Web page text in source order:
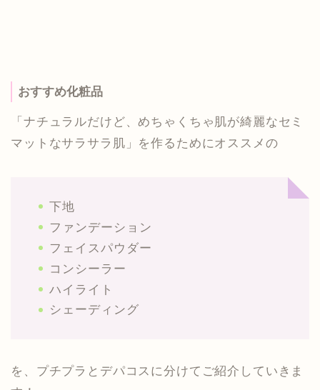
おすすめ化粧品
「ナチュラルだけど、めちゃくちゃ肌が綺麗なセミ
マットなサラサラ肌」を作るためにオススメの
下地
ファンデーション
フェイスパウダー
コンシーラー
ハイライト
シェーディング
を、プチプラとデパコスに分けてご紹介していきま